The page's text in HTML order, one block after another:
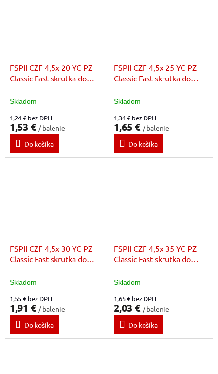
FSPII CZF 4,5x 20 YC PZ
Classic Fast skrutka do
Skladom
1,24 € bez DPH
1,53 € / balenie
Do košíka
FSPII CZF 4,5x 25 YC PZ
Classic Fast skrutka do
Skladom
1,34 € bez DPH
1,65 € / balenie
Do košíka
FSPII CZF 4,5x 30 YC PZ
Classic Fast skrutka do
Skladom
1,55 € bez DPH
1,91 € / balenie
Do košíka
FSPII CZF 4,5x 35 YC PZ
Classic Fast skrutka do
Skladom
1,65 € bez DPH
2,03 € / balenie
Do košíka